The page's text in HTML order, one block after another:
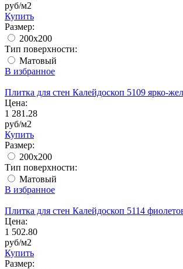
руб/м2
Купить
Размер:
200x200
Тип поверхности:
Матовый
В избранное
Плитка для стен Калейдоскоп 5109 ярко-
Цена:
1 281.28
руб/м2
Купить
Размер:
200x200
Тип поверхности:
Матовый
В избранное
Плитка для стен Калейдоскоп 5114
Цена:
1 502.80
руб/м2
Купить
Размер: